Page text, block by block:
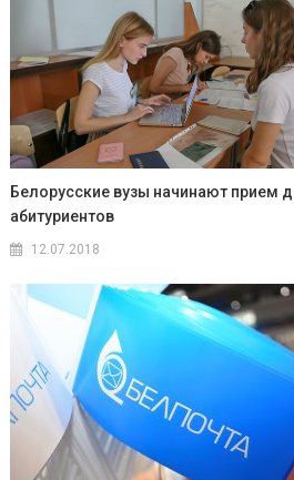
Белорусские вузы начинают прием
абитуриентов
12.07.2018